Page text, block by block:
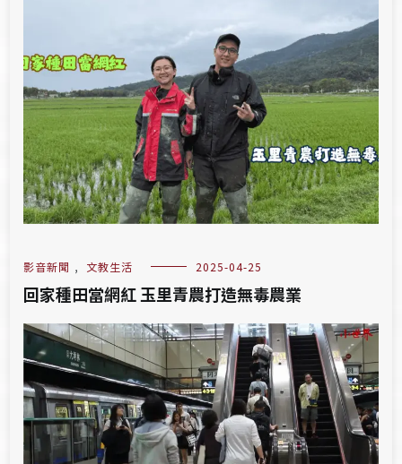
影音新聞 , 文教生活 2025-04-25
回家種田當網紅 玉里青農打造無毒農業